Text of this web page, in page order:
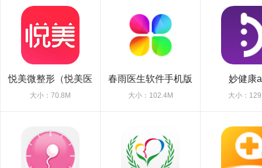
悦美微整形（悦美医
美）
大小：70.8M
春雨医生软件手机版
大小：102.4M
妙健康
大小：